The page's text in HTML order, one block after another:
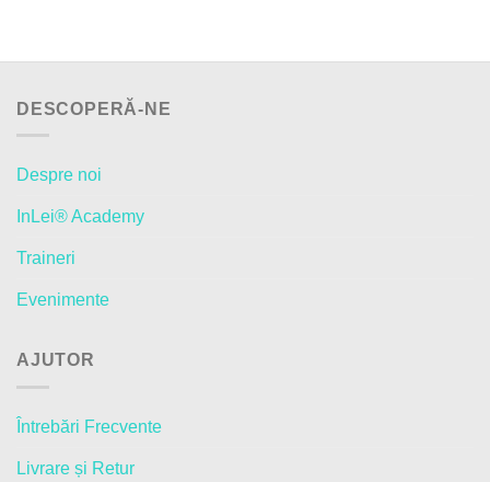
DESCOPERĂ-NE
Despre noi
InLei® Academy
Traineri
Evenimente
AJUTOR
Întrebări Frecvente
Livrare și Retur